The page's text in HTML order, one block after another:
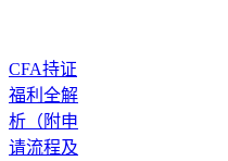
CFA持证
福利全解
析（附申
请流程及